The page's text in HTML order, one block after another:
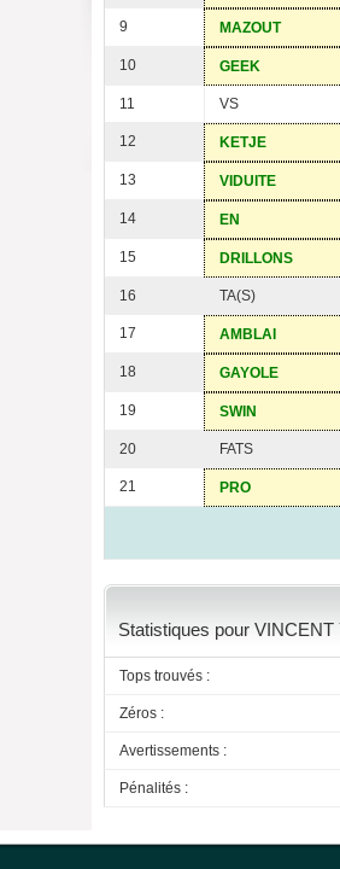
9 MAZOUT
10 GEEK
11 VS
12 KETJE
13 VIDUITE
14 EN
15 DRILLONS
16 TA(S)
17 AMBLAI
18 GAYOLE
19 SWIN
20 FATS
21 PRO
Statistiques pour
Tops trouvés :
Zéros :
Avertissements :
Pénalités :